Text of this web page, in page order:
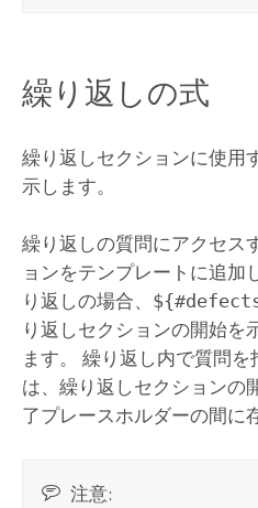
繰り返しの式
繰り返しセクションに使用
示します。
繰り返しの質問にアクセス
ョンをテンプレートに追加
り返しの場合、
り返しセクションの開始を
ます。 繰り返し内で質問
は、繰り返しセクションの
了プレースホルダーの間に
注意: